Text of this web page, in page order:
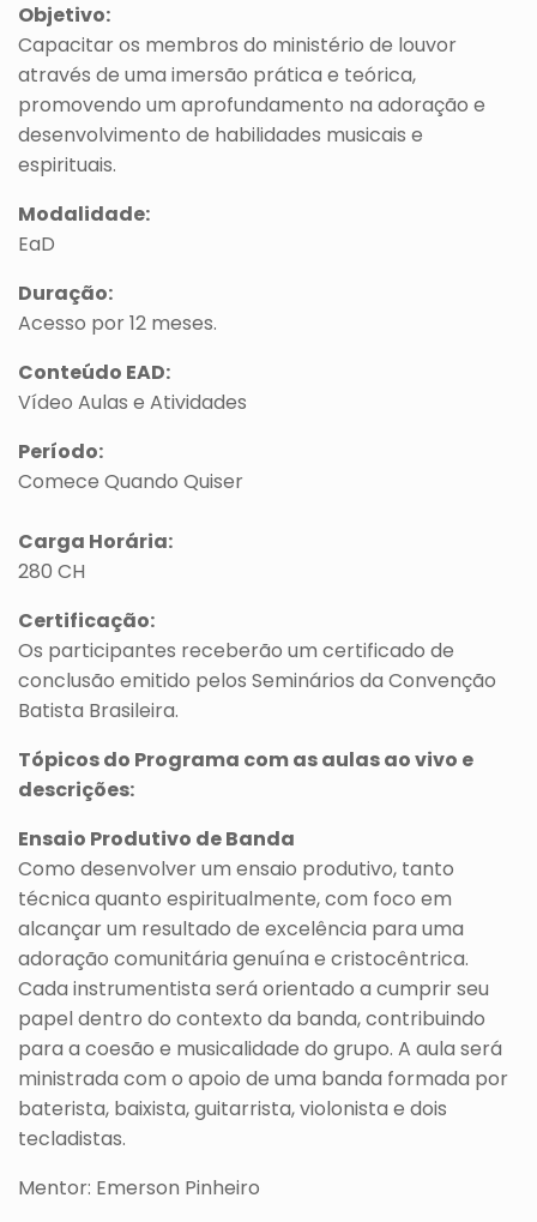
Objetivo:
Capacitar os membros do ministério de louvor
através de uma imersão prática e teórica,
promovendo um aprofundamento na adoração e
desenvolvimento de habilidades musicais e
espirituais.
Modalidade:
EaD
Duração:
Acesso por 12 meses.
Conteúdo EAD:
Vídeo Aulas e Atividades
Período:
Comece Quando Quiser
Carga Horária:
280 CH
Certificação:
Os participantes receberão um certificado de
conclusão emitido pelos Seminários da Convenção
Batista Brasileira.
Tópicos do Programa com as aulas ao vivo e
descrições:
Ensaio Produtivo de Banda
Como desenvolver um ensaio produtivo, tanto
técnica quanto espiritualmente, com foco em
alcançar um resultado de excelência para uma
adoração comunitária genuína e cristocêntrica.
Cada instrumentista será orientado a cumprir seu
papel dentro do contexto da banda, contribuindo
para a coesão e musicalidade do grupo. A aula será
ministrada com o apoio de uma banda formada por
baterista, baixista, guitarrista, violonista e dois
tecladistas.
Mentor: Emerson Pinheiro